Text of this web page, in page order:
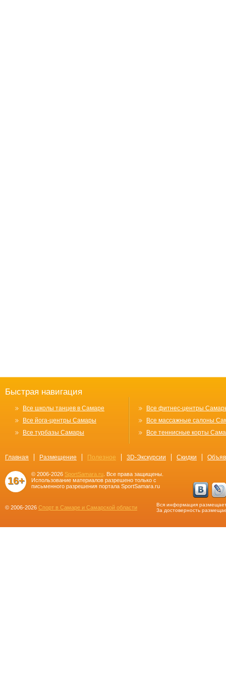
Быстрая навигация
Все школы танцев в Самаре
Все йога-центры Самары
Все турбазы Самары
Все фитнес-центры
Все массажные салоны
Все теннисные корты
Главная Размещение Полезное 3D-Экскурсии Скидки
16+
© 2006-2026 SportSamara.ru . Все права защищены.
Использование материалов разрешено только с
письменного разрешения портала SportSamara.ru
© 2006-2026 Спорт в Самаре и Самарской области
Вся информация
За достоверность